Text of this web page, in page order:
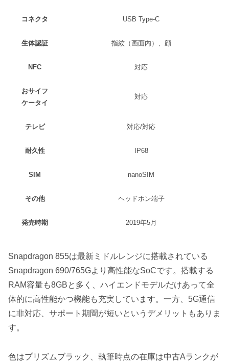
コネクタ USB Type-C
生体認証 指紋（画面内）、顔
NFC 対応
おサイフ
ケータイ
対応
テレビ 対応/対応
耐久性 IP68
SIM nanoSIM
その他 ヘッドホン端子
発売時期 2019年5月
Snapdragon 855は最新ミドルレンジに搭載されている
Snapdragon 690/765Gより高性能なSoCです。搭載する
RAM容量も8GBと多く、ハイエンドモデルだけあって全
体的に高性能かつ機能も充実しています。一方、5G通信
に非対応、サポート期間が短いというデメリットもありま
す。
色はプリズムブラック、執筆時点の在庫は中古Aランクが